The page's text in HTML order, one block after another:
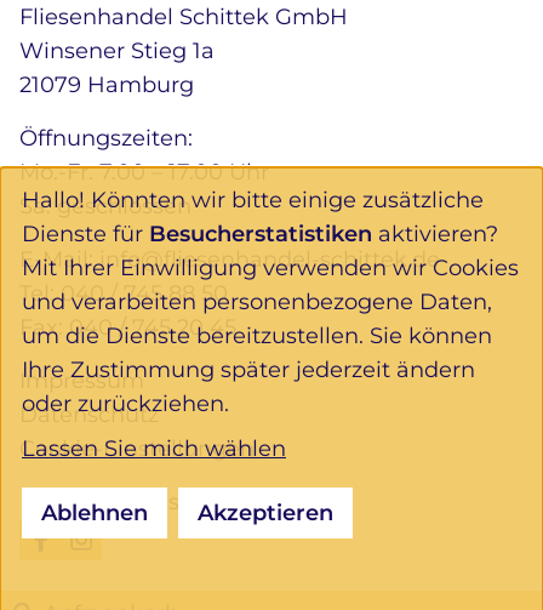
Fliesenhandel Schittek GmbH
Winsener Stieg 1a
21079 Hamburg
Öffnungszeiten:
Mo.-Fr. 7.00 – 17.00 Uhr
Sa. geschlossen
E-Mail:info@fliesenhandel-schittek.de
Tel:040 / 745 88 50
Fax: 040 / 745 20 45
Impressum
Datenschutz
Cookie-Einstellungen
Folgen Sie uns:
Hallo! Könnten wir bitte einige zusätzliche
Dienste für Besucherstatistiken aktivieren?
Mit Ihrer Einwilligung verwenden wir Cookies
und verarbeiten personenbezogene Daten,
um die Dienste bereitzustellen. Sie können
Ihre Zustimmung später jederzeit ändern
oder zurückziehen.
Lassen Sie mich wählen
Ablehnen Akzeptieren